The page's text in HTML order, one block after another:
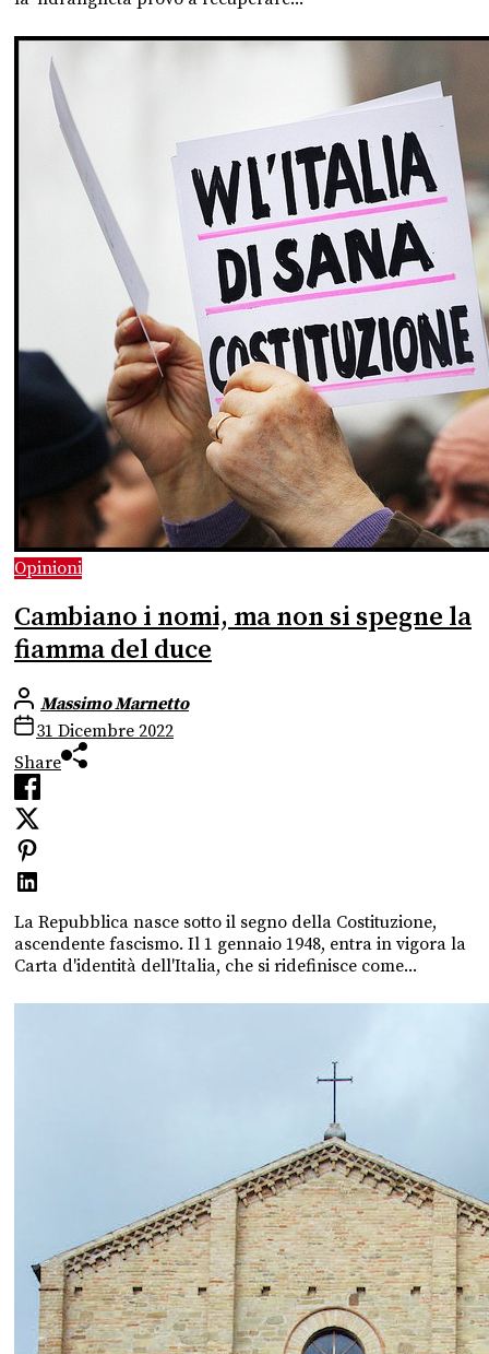
Opinioni
Cambiano i nomi, ma non si spegne la
fiamma del duce
Massimo Marnetto
31 Dicembre 2022
Share
La Repubblica nasce sotto il segno della Costituzione,
ascendente fascismo. Il 1 gennaio 1948, entra in vigora la
Carta d'identità dell'Italia, che si ridefinisce come...